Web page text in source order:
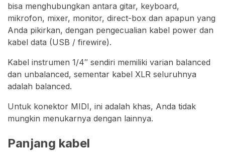
bisa menghubungkan antara gitar, keyboard,
mikrofon, mixer, monitor, direct-box dan apapun yang
Anda pikirkan, dengan pengecualian kabel power dan
kabel data (USB / firewire).
Kabel instrumen 1/4″ sendiri memiliki varian balanced
dan unbalanced, sementar kabel XLR seluruhnya
adalah balanced.
Untuk konektor MIDI, ini adalah khas, Anda tidak
mungkin menukarnya dengan lainnya.
Panjang kabel